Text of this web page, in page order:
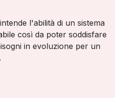
l'abilità di un sistema
così da poter soddisfare
in evoluzione per un